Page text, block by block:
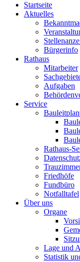
Startseite
Aktuelles
Bürgerinfo
Rathaus
Mitarbeiter
Aufgaben
Service
Rathaus-
Friedhöfe
Fundbüro
Notfalltafel
Über uns
Organe
Lage und
Statistik